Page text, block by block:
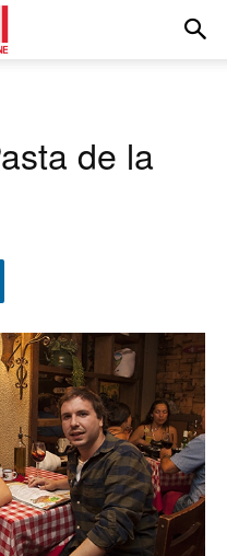
de la